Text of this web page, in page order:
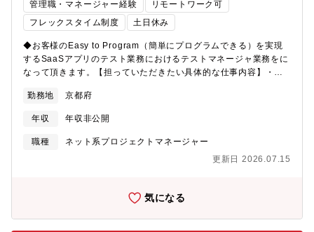
携）に向けた、開発組織としてのスキル定義とガイドライン整備
【募集背景】同社は1977年の設立以来、全国約8,400の会計事務
所と、その顧問先である中堅・中小企業の業務を支えてきまし
た。会計・税務という、企業活動の根幹にあるデータを預かる事
業です。いま、その基盤が大きく変わろうとしています。長年の
中心だったオンプレミス製品に加え、「かんたんクラウド」
ラウドサービスが拡大し、扱う技術領域は急速に広がっていま
す。電帳法・インボイス制度等の継続的な法令対応、AI連携、DX
刷新を同時に進めるフェーズに入っています。その中核となるの
は、技術と事業、複数の関係者の立場を束ね、組織として「どう
チャ・技術選定・開発プロセスを組織として設計する、エンジニ
アリングマネジャーを募集します。【キャリアパス】部レベル
（複数チーム・20～50名規模）の責任者として、開発組織全体の
管理職・マネージャー経験
リモートワーク可
フレックスタイム制度
土日休み
◆お客様のEasy to Program（簡単にプログラムできる）を実現
するSaaSアプリのテスト業務におけるテストマネージャ業務をに
なって頂きます。【担っていただきたい具体的な仕事内容】・テ
設計・実行・プロジェクトごとのテストチームの指揮・品質・セ
キュリティに対するリスクマネジメント・品質指標達成に向けた
各種取り組みの計画・実行【Easy to Programの業務内容（一
例）】■生成AIを用いたPLCプログラムの解析や自動生成、他社
想化（動作ハードウェア非依存化）し、シミュレーションソフト
を高めるための仕様書やテストの自動化技術の開発【募集背景】■
日本の製造業を始めとするモノづくり現場は、熟練技術者の高齢
化、人財不足、属人化した開発に起因した低い開発生産性、など
勤務地 京都府
年収 年収非公開
職種
ネット系プロジェクトマネージャー
更新日 2026.07.15
気になる